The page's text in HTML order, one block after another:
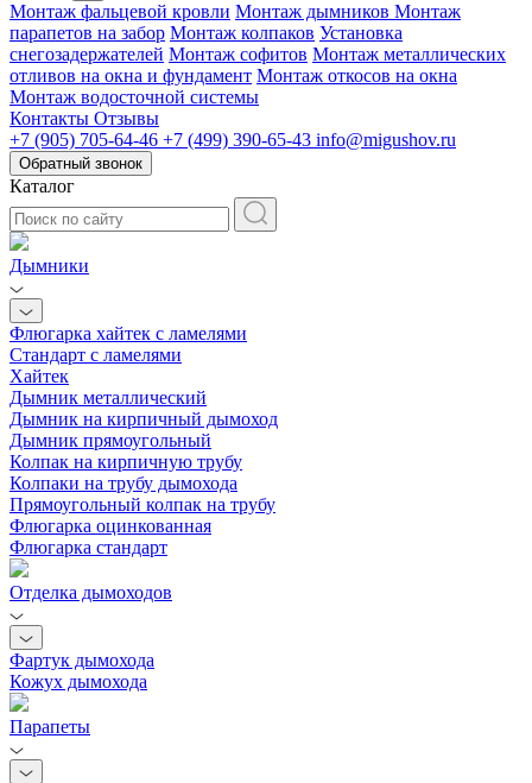
Монтаж фальцевой кровли Монтаж дымников Монтаж
парапетов на забор Монтаж колпаков Установка
снегозадержателей Монтаж софитов Монтаж металлических
отливов на окна и фундамент Монтаж откосов на окна
Монтаж водосточной системы
Контакты Отзывы
+7 (905) 705-64-46 +7 (499) 390-65-43 info@migushov.ru
Обратный звонок
Каталог
Дымники
Флюгарка хайтек с ламелями
Стандарт с ламелями
Хайтек
Дымник металлический
Дымник на кирпичный дымоход
Дымник прямоугольный
Колпак на кирпичную трубу
Колпаки на трубу дымохода
Прямоугольный колпак на трубу
Флюгарка оцинкованная
Флюгарка стандарт
Отделка дымоходов
Фартук дымохода
Кожух дымохода
Парапеты